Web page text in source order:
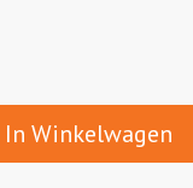
In Winkelwagen